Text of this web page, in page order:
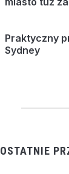
Praktyczny
Sydney
OSTATNIE